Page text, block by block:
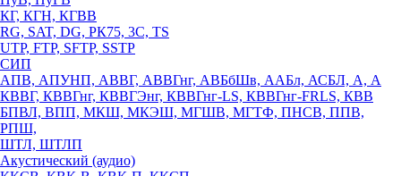
КГ, КГН, КГВВ
RG, SAT, DG, РК75, 3С, TS
UTP, FTP, SFTP, SSTP
СИП
АПВ, АПУНП, АВВГ, АВВГнг, АВБбШв, ААБл, АСБЛ, А, А
КВВГ, КВВГнг, КВВГЭнг, КВВГнг-LS, КВВГнг-FRLS, КВВ
БПВЛ, ВПП, МКШ, МКЭШ, МГШВ, МГТФ, ПНСВ, ППВ,
РПШ,
ШТЛ, ШТЛП
Акустический (аудио)